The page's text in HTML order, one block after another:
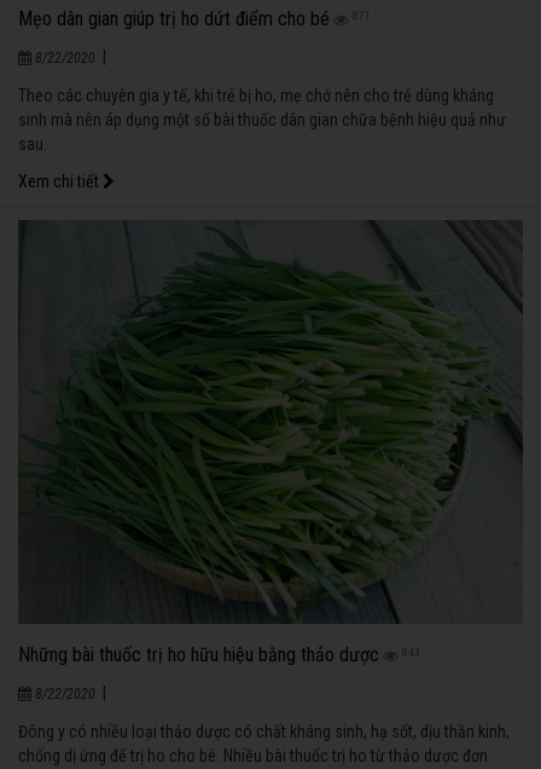
Mẹo dân gian giúp trị ho dứt điểm cho bé 871
8/22/2020
Theo các chuyên gia y tế, khi trẻ bị ho, mẹ chớ nên cho trẻ dùng kháng
sinh mà nên áp dụng một số bài thuốc dân gian chữa bệnh hiệu quả như
sau.
Xem chi tiết
Những bài thuốc trị ho hữu hiệu bằng thảo dược 843
8/22/2020
Đông y có nhiều loại thảo dược có chất kháng sinh, hạ sốt, dịu thần kinh,
chống dị ứng để trị ho cho bé. Nhiều bài thuốc trị ho từ thảo dược đơn